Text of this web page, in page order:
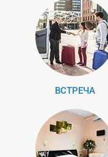
ВСТРЕЧА